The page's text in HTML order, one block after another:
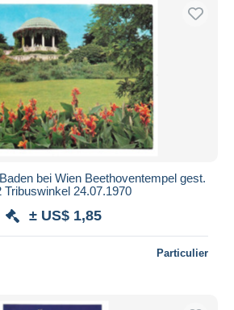
bei Wien Beethoventempel gest.
Tribuswinkel 24.07.1970
± US$ 1,85
Particulier